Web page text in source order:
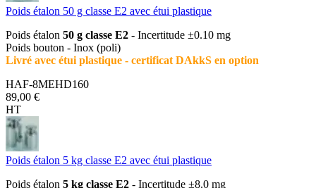
Poids étalon 50 g classe E2 avec étui plastique
Poids étalon 50 g classe E2 - Incertitude ±0.10 mg
Poids bouton - Inox (poli)
Livré avec étui plastique - certificat DAkkS en option
HAF-8MEHD160
89,00 €
HT
Poids étalon 5 kg classe E2 avec étui plastique
Poids étalon 5 kg classe E2 - Incertitude ±8.0 mg